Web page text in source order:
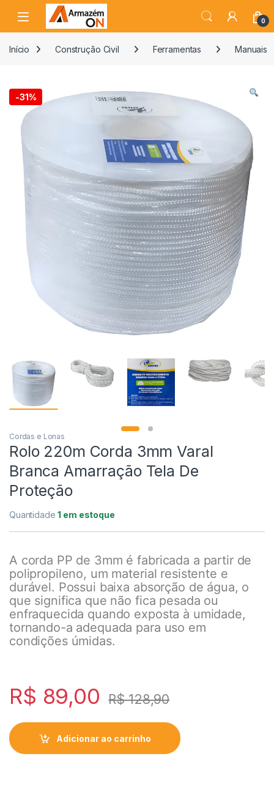
0
Início Construção Civil Ferramentas Manuais
-31%
Cordas e Lonas
Rolo 220m Corda 3mm Varal
Branca Amarração Tela De
Proteção
Quantidade1 em estoque
A corda PP de 3mm é fabricada a partir de
polipropileno, um material resistente e
durável. Possui baixa absorção de água, o
que significa que não fica pesada ou
enfraquecida quando exposta à umidade,
tornando-a adequada para uso em
condições úmidas.
R$ 89,00 R$128,90
Adicionar ao carrinho